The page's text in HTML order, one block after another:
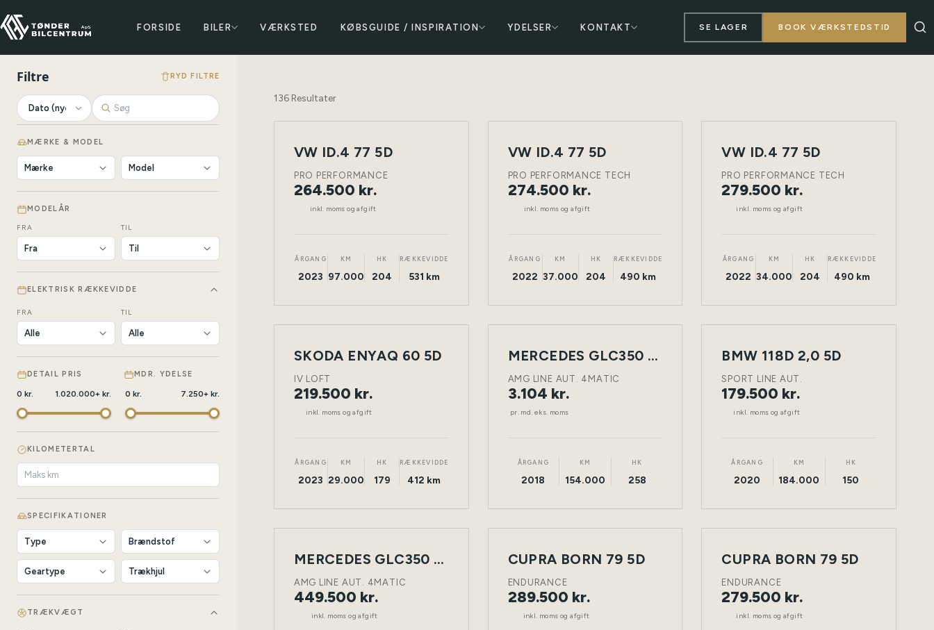
FORSIDE BILER VÆRKSTED KØBSGUIDE / INSPIRATION YDELSER KONTAKT SE LAGER BOOK VÆRKSTEDSTID
Filtre RYD FILTRE
MÆRKE & MODEL
MODELÅR
FRA TIL
ELEKTRISK RÆKKEVIDDE
FRA TIL
DETAIL PRIS MDR. YDELSE
0 kr. 1.020.000+ kr. 0 kr. 7.250+ kr.
KILOMETERTAL
SPECIFIKATIONER
TRÆKVÆGT
136Resultater
NY
ELEKTRISK
VW ID.4 77 5D
PRO PERFORMANCE
264.500 kr.
inkl. moms og afgift
ÅRGANG
2023
KM
97.000
HK
204
RÆKKEVIDDE
531 km
NY
ELEKTRISK
VW ID.4 77 5D
PRO PERFORMANCE TECH
274.500 kr.
inkl. moms og afgift
ÅRGANG
2022
KM
37.000
HK
204
RÆKKEVIDDE
490 km
NY
ELEKTRISK
VW ID.4 77 5D
PRO PERFORMANCE TECH
279.500 kr.
inkl. moms og afgift
ÅRGANG
2022
KM
34.000
HK
204
RÆKKEVIDDE
490 km
NY
ELEKTRISK TØNDER
SKODA ENYAQ 60 5D
IV LOFT
219.500 kr.
inkl. moms og afgift
ÅRGANG
2023
KM
29.000
HK
179
RÆKKEVIDDE
412 km
LEASING
NY
DIESEL TØNDER
MERCEDES GLC350 D 3,0 5D
AMG LINE AUT. 4MATIC
3.104 kr.
pr. md. eks. moms
ÅRGANG
2018
KM
154.000
HK
258
NY
DIESEL TØNDER
BMW 118D 2,0 5D
SPORT LINE AUT.
179.500 kr.
inkl. moms og afgift
ÅRGANG
2020
KM
184.000
HK
150
NY
DIESEL TØNDER
MERCEDES GLC350 D 3,0 5D
AMG LINE AUT. 4MATIC
449.500 kr.
inkl. moms og afgift
NY
ELEKTRISK TØNDER
CUPRA BORN 79 5D
ENDURANCE
289.500 kr.
inkl. moms og afgift
NY
ELEKTRISK TØNDER
CUPRA BORN 79 5D
ENDURANCE
279.500 kr.
inkl. moms og afgift